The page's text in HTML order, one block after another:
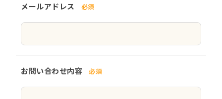
メールアドレス 必須
お問い合わせ内容 必須